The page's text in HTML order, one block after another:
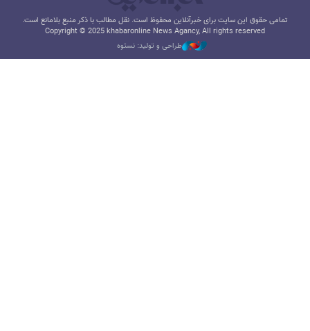
تمامی حقوق این سایت برای خبرآنلاین محفوظ است. نقل مطالب با ذکر منبع بلامانع است.
Copyright © 2025 khabaronline News Agancy, All rights reserved
طراحی و تولید: نستوه